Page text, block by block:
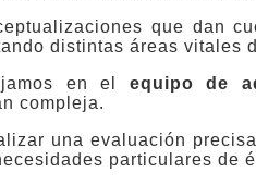
que dan
distintas áreas vitales
en el equipo de
compleja.
una evaluación
particulares de